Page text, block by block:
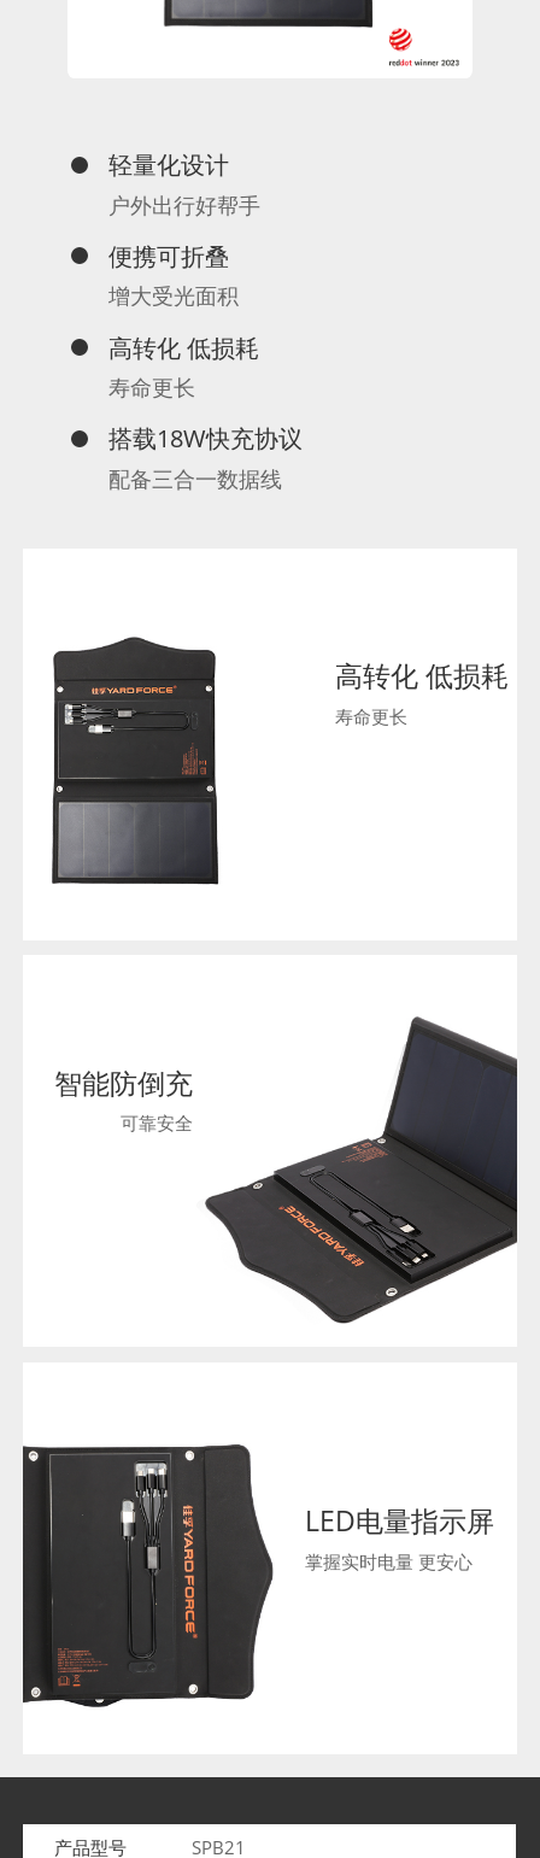
轻量化设计
户外出行好帮手
便携可折叠
增大受光面积
高转化 低损耗
寿命更长
搭载18W快充协议
配备三合一数据线
高转化 低损耗
寿命更长
智能防倒充
可靠安全
LED电量指示屏
掌握实时电量 更安心
产品型号
SPB21